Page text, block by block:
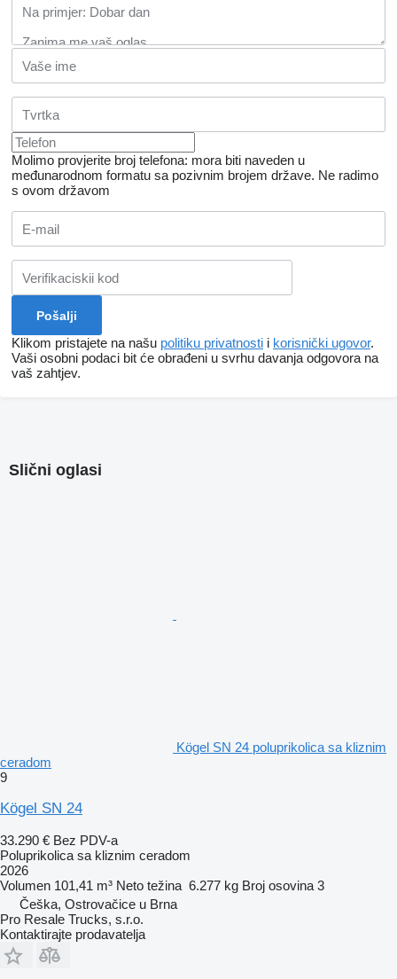
Molimo provjerite broj telefona: mora biti naveden u
međunarodnom formatu sa pozivnim brojem države. Ne radimo
s ovom državom
Klikom pristajete na našu politiku privatnosti i korisnički ugovor.
Vaši osobni podaci bit će obrađeni u svrhu davanja odgovora na
vaš zahtjev.
Slični oglasi
Kögel SN 24 poluprikolica sa kliznim
ceradom
9
Kögel SN 24
33.290 € Bez PDV-a
Poluprikolica sa kliznim ceradom
2026
Volumen 101,41 m³ Neto težina 6.277 kg Broj osovina 3
Češka, Ostrovačice u Brna
Pro Resale Trucks, s.r.o.
Kontaktirajte prodavatelja